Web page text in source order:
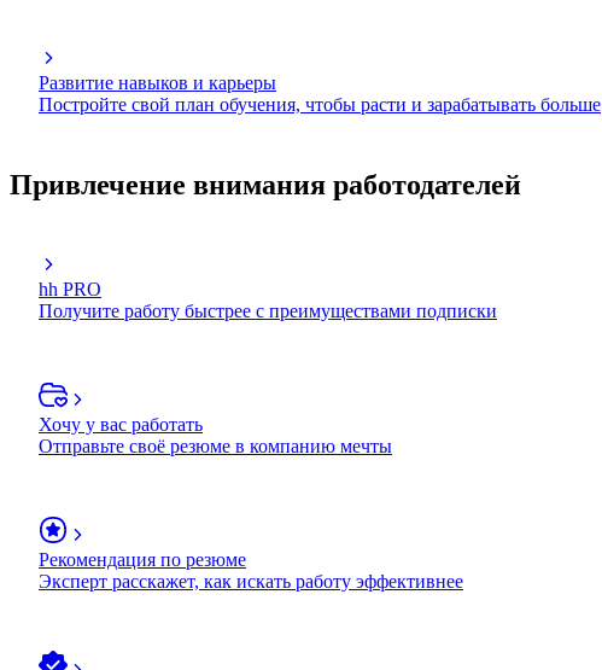
Развитие навыков и карьеры
Постройте свой план обучения, чтобы расти и зарабатывать больше
Привлечение внимания работодателей
hh PRO
Получите работу быстрее с преимуществами подписки
Хочу у вас работать
Отправьте своё резюме в компанию мечты
Рекомендация по резюме
Эксперт расскажет, как искать работу эффективнее